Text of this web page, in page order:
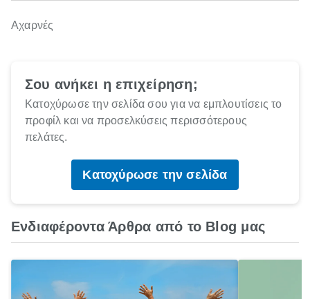
Αχαρνές
Σου ανήκει η επιχείρηση;
Κατοχύρωσε την σελίδα σου για να εμπλουτίσεις το
προφίλ και να προσελκύσεις περισσότερους
πελάτες.
Κατοχύρωσε την σελίδα
Ενδιαφέροντα Άρθρα από το Blog μας